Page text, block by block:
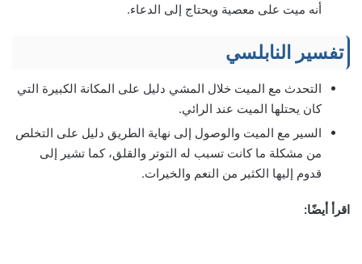
أنه ميت على معصية ويحتاج إلى الدعاء.
تفسير النابلسي
التحدث مع الميت خلال المشي دليل على المكانة الكبيرة التي
كان يحتلها الميت عند الرائي.
السير مع الميت والوصول إلى نهاية الطريق دليل على التخلص
من مشكلة ما كانت تسبب له التوتر والقلق، كما تشير إلى
قدوم إليها الكثير من النعم والخيرات.
اقرأ أيضًا: